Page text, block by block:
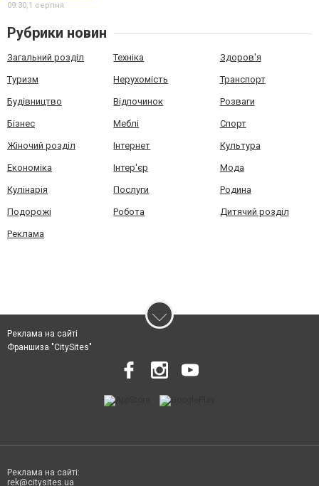
09:30,1 серпня
Рубрики новин
Загальний розділ Техніка Здоров'я
Туризм Нерухомість Транспорт
Будівництво Відпочинок Розваги
Бізнес Меблі Спорт
Жіночий розділ Інтернет Культура
Економіка Інтер'єр Мода
Кулінарія Послуги Родина
Подорожі Робота Дитячий розділ
Реклама
Реклама на сайті
Франшиза "CitySites"
Реклама на сайті:
rek@citysites.ua